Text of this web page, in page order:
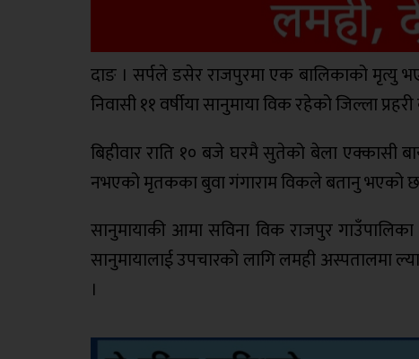
दाङ । सर्पले डसेर राजपुरमा एक बालिकाको मृत्यु
निवासी ११ वर्षीया सानुमाया विक रहेको जिल्ला
बिहीवार राति १० बजे घरमै सुतेको बेला एक्कासी
नभएको मृतकका बुवा गंगाराम विकले बतानु भएको
सानुमायाकी आमा सविना विक राजपुर
सानुमायालाई उपचारको लागि लमही अस्पतालमा
।